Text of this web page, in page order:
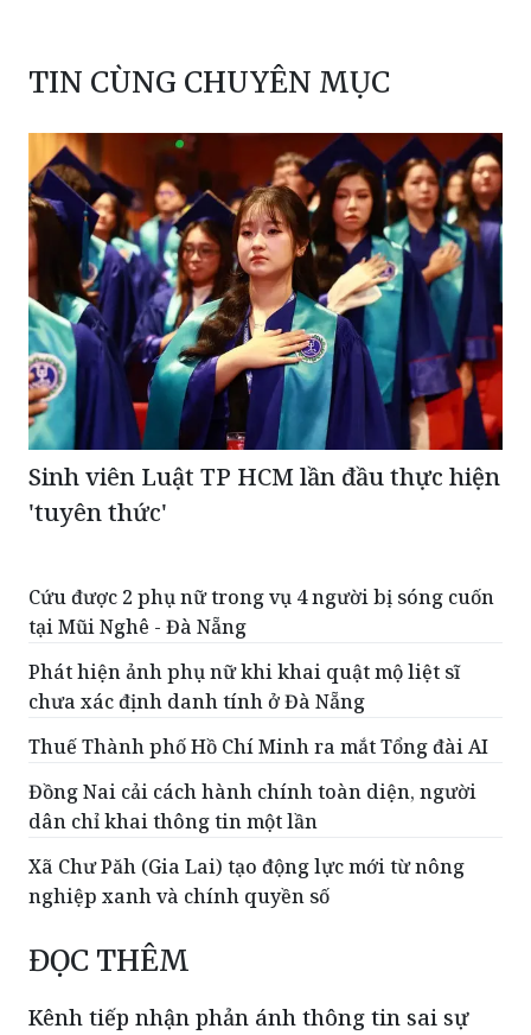
TIN CÙNG CHUYÊN MỤC
Sinh viên Luật TP HCM lần đầu thực hiện
'tuyên thức'
Cứu được 2 phụ nữ trong vụ 4 người bị sóng cuốn
tại Mũi Nghê - Đà Nẵng
Phát hiện ảnh phụ nữ khi khai quật mộ liệt sĩ
chưa xác định danh tính ở Đà Nẵng
Thuế Thành phố Hồ Chí Minh ra mắt Tổng đài AI
Đồng Nai cải cách hành chính toàn diện, người
dân chỉ khai thông tin một lần
Xã Chư Păh (Gia Lai) tạo động lực mới từ nông
nghiệp xanh và chính quyền số
ĐỌC THÊM
Kênh tiếp nhận phản ánh thông tin sai sự